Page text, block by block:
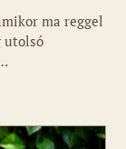
ma reggel
utolsó